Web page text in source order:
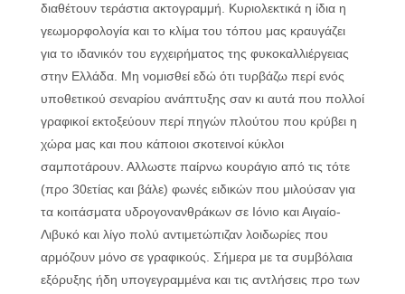
διαθέτουν τεράστια ακτογραμμή. Κυριολεκτικά η ίδια η
γεωμορφολογία και το κλίμα του τόπου μας κραυγάζει
για το ιδανικόν του εγχειρήματος της φυκοκαλλιέργειας
στην Ελλάδα. Μη νομισθεί εδώ ότι τυρβάζω περί ενός
υποθετικού σεναρίου ανάπτυξης σαν κι αυτά που πολλοί
γραφικοί εκτοξεύουν περί πηγών πλούτου που κρύβει η
χώρα μας και που κάποιοι σκοτεινοί κύκλοι
σαμποτάρουν. Αλλωστε παίρνω κουράγιο από τις τότε
(προ 30ετίας και βάλε) φωνές ειδικών που μιλούσαν για
τα κοιτάσματα υδρογονανθράκων σε Ιόνιο και Αιγαίο-
Λιβυκό και λίγο πολύ αντιμετώπιζαν λοιδωρίες που
αρμόζουν μόνο σε γραφικούς. Σήμερα με τα συμβόλαια
εξόρυξης ήδη υπογεγραμμένα και τις αντλήσεις προ των